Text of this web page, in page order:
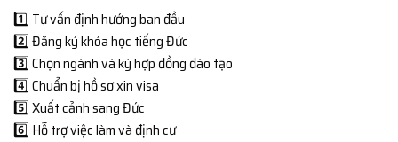
1️⃣ Tư vấn định hướng ban đầu
2️⃣ Đăng ký khóa học tiếng Đức
3️⃣ Chọn ngành và ký hợp đồng đào tạo
4️⃣ Chuẩn bị hồ sơ xin visa
5️⃣ Xuất cảnh sang Đức
6️⃣ Hỗ trợ việc làm và định cư